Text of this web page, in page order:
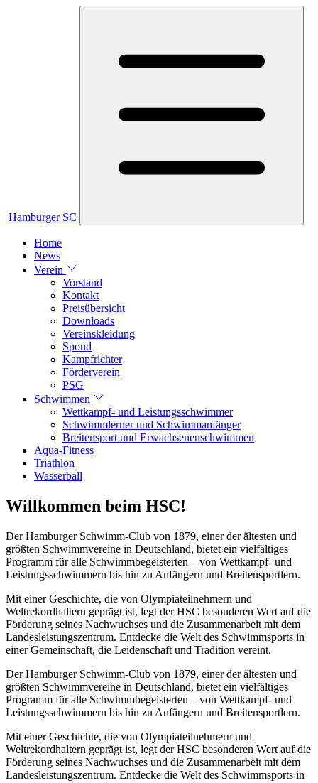
Hamburger SC
Home
News
Verein
Vorstand
Kontakt
Preisübersicht
Downloads
Vereinskleidung
Spond
Kampfrichter
Förderverein
PSG
Schwimmen
Wettkampf- und Leistungsschwimmer
Schwimmlerner und Schwimmanfänger
Breitensport und Erwachsenenschwimmen
Aqua-Fitness
Triathlon
Wasserball
Willkommen beim HSC!
Der Hamburger Schwimm-Club von 1879, einer der ältesten und
größten Schwimmvereine in Deutschland, bietet ein vielfältiges
Programm für alle Schwimmbegeisterten – von Wettkampf- und
Leistungsschwimmern bis hin zu Anfängern und Breitensportlern.
Mit einer Geschichte, die von Olympiateilnehmern und
Weltrekordhaltern geprägt ist, legt der HSC besonderen Wert auf die
Förderung seines Nachwuchses und die Zusammenarbeit mit dem
Landesleistungszentrum. Entdecke die Welt des Schwimmsports in
einer Gemeinschaft, die Leidenschaft und Tradition vereint.
Der Hamburger Schwimm-Club von 1879, einer der ältesten und
größten Schwimmvereine in Deutschland, bietet ein vielfältiges
Programm für alle Schwimmbegeisterten – von Wettkampf- und
Leistungsschwimmern bis hin zu Anfängern und Breitensportlern.
Mit einer Geschichte, die von Olympiateilnehmern und
Weltrekordhaltern geprägt ist, legt der HSC besonderen Wert auf die
Förderung seines Nachwuchses und die Zusammenarbeit mit dem
Landesleistungszentrum. Entdecke die Welt des Schwimmsports in